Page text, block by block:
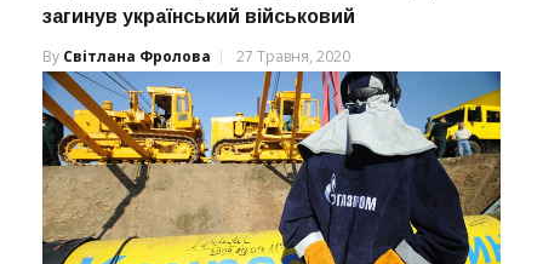
загинув український військовий
By Світлана Фролова 27 Травня, 2020